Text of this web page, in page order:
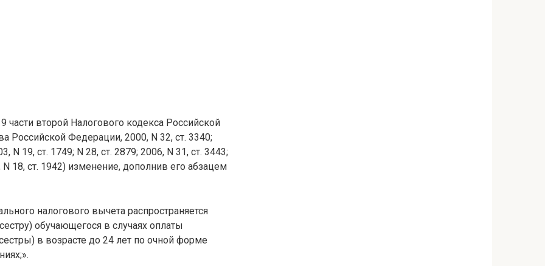
части второй Налогового кодекса Российской
Российской Федерации, 2000, N 32, ст. 3340;
N 19, ст. 1749; N 28, ст. 2879; 2006, N 31, ст. 3443;
N 18, ст. 1942) изменение, дополнив его абзацем
налогового вычета распространяется
обучающегося в случаях оплаты
в возрасте до 24 лет по очной форме